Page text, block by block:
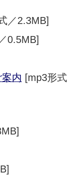
／2.3MB]
0.5MB]
内 [mp3形式